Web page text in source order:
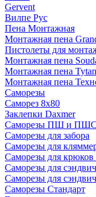
Gervent
Вилпе Рус
Пена Монтажнaя
Монтажная пена
Пистолеты для
Монтажная пена
Монтажная пена Tytan
Монтажная пена
Саморезы
Саморез 8х80
Заклепки Daxmer
Саморезы ПШ и ПШС
Саморезы для забора
Саморезы для
Саморезы для крюков
Саморезы для
Саморезы для
Саморезы Стандарт